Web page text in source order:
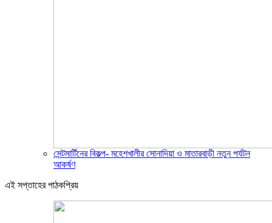
সেন্টমার্টিনের বিকল্প- মহেশখালীর সোনাদিয়া ও মাতারবাড়ী নতুন পর্যটন
আকর্ষণ
এই সপ্তাহের পাঠকপ্রিয়